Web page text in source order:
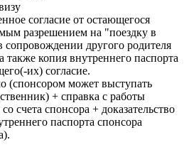
согласие от остающегося
разрешением на "поездку в
другого родителя
также копия внутреннего паспорта
их) согласие.
(спонсором может выступать
+ справка с работы
счета спонсора + доказательство
паспорта спонсора